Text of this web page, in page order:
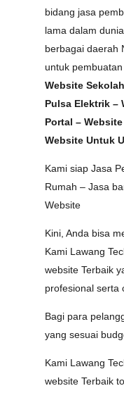
bidang jasa
lama dalam
berbagai daerah
untuk pembuatan
Website
Pulsa Elektrik –
Portal –
Website Untuk
Kami siap Jasa
Rumah – Jasa
Website
Kini, Anda bisa
Kami Lawang
website Terbaik
profesional serta
Bagi para
yang sesuai
Kami Lawang
website Terbaik